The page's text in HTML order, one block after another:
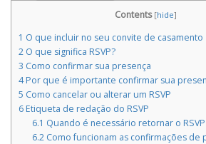
Contents [hide]
1 O que incluir no seu convite de casamento
2 O que significa RSVP?
3 Como confirmar sua presença
4Por que é importante confirmar sua
5 Como cancelar ou alterar um RSVP
6 Etiqueta de redação do RSVP
6.1 Quando é necessário retornar o
6.2Como funcionam as confirmações de